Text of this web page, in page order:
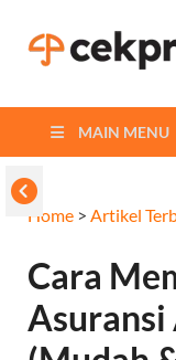
MAIN MENU
Home > Artikel
Cara